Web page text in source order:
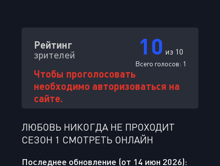
Рейтинг
зрителей 10 из 10
Всего голосов: 1
Чтобы проголосовать
необходимо авторизоваться на
сайте.
ЛЮБОВЬ НИКОГДА НЕ ПРОХОДИТ
СЕЗОН 1 СМОТРЕТЬ ОНЛАЙН
Последнее обновление (от 14 июн 2026):